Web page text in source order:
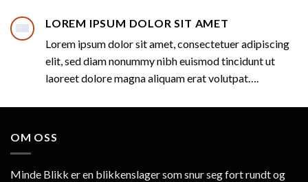
LOREM IPSUM DOLOR SIT AMET
Lorem ipsum dolor sit amet, consectetuer adipiscing
elit, sed diam nonummy nibh euismod tincidunt ut
laoreet dolore magna aliquam erat volutpat….
OM OSS
Minde Blikk er en blikkenslager som snur seg fort rundt og